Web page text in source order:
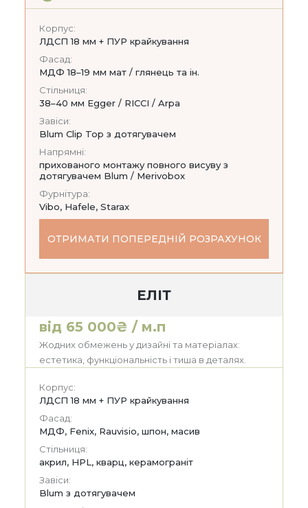
Корпус:
ЛДСП 18 мм + ПУР крайкування
Фасад:
МДФ 18–19 мм мат / глянець та ін.
Стільниця:
38–40 мм Egger / RICCI / Arpa
Завіси:
Blum Clip Top з дотягувачем
Напрямні:
прихованого монтажу повного висуву з
дотягувачем Blum / Merivobox
Фурнітура:
Vibo, Hafele, Starax
ОТРИМАТИ ПОПЕРЕДНІЙ РОЗРАХУНОК
ЕЛІТ
від 65 000₴ / м.п
Жодних обмежень у дизайні та матеріалах:
естетика, функціональність і тиша в деталях.
Корпус:
ЛДСП 18 мм + ПУР крайкування
Фасад:
МДФ, Fenix, Rauvisio, шпон, масив
Стільниця:
акрил, HPL, кварц, керамограніт
Завіси:
Blum з дотягувачем